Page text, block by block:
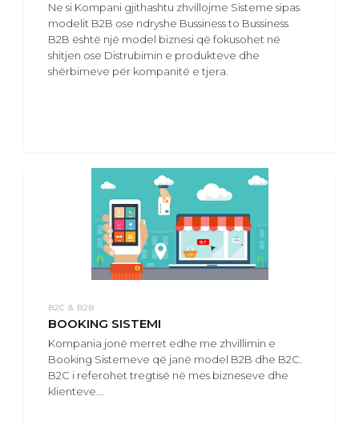
Ne si Kompani gjithashtu zhvillojme Sisteme sipas
modelit B2B ose ndryshe Bussiness to Bussiness
B2B është një model biznesi që fokusohet në
shitjen ose Distrubimin e produkteve dhe
shërbimeve për kompanitë e tjera.
B2C & B2B
BOOKING SISTEMI
Kompania jonë merret edhe me zhvillimin e
Booking Sistemeve që janë model B2B dhe B2C.
B2C i referohet tregtisë në mes bizneseve dhe
klienteve...